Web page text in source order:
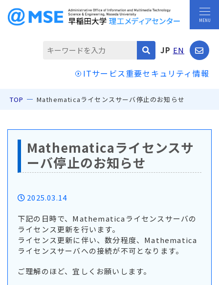
JP EN
ITサービス重要セキュリティ情報
TOP Mathematicaライセンスサーバ停止のお知らせ
Mathematicaライセンスサ
ーバ停止のお知らせ
2025.03.14
下記の日時で、Mathematicaライセンスサーバの
ライセンス更新を行います。
ライセンス更新に伴い、数分程度、Mathematica
ライセンスサーバへの接続が不可となります。
ご理解のほど、宜しくお願いします。